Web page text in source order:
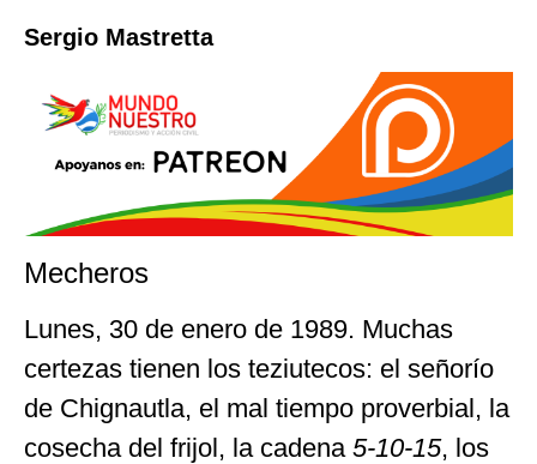
Sergio Mastretta
Mecheros
Lunes, 30 de enero de 1989. Muchas
certezas tienen los teziutecos: el señorío
de Chignautla, el mal tiempo proverbial, la
cosecha del frijol, la cadena 5-10-15, los